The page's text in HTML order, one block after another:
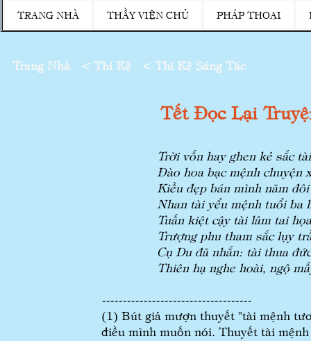
TRANG NHÀ THẦY VIỆN CHỦ PHÁP THOẠI
Trang Nhà< Thi Kệ < Thi Kệ Sáng Tác
Tết Đọc Lại
Trời vốn hay ghen kẻ sắc
Đào hoa bạc mệnh chuyện
Kiều đẹp bán mình năm
Nhan tài yểu mệnh tuổi ba
Tuấn kiệt cậy tài lâm tai họa
Trượng phu tham sắc lụy
Cụ Du đã nhắn: tài thua
Thiên hạ nghe hoài, ngộ
------------------------------------
(1) Bút giả mượn thuyết "tài mệnh
điều mình muốn nói. Thuyết tài